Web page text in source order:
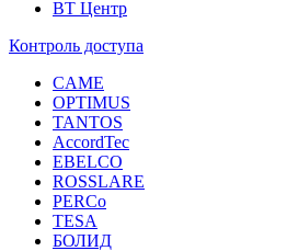
ВТ Центр
Контроль доступа
CAME
OPTIMUS
TANTOS
AccordTec
EBELCO
ROSSLARE
PERCo
TESA
БОЛИД